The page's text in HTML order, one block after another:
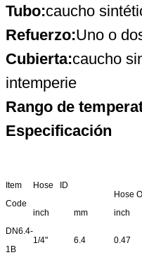
Tubo:caucho
Refuerzo:Uno o
Cubierta:caucho
intemperie
Rango de
Especificación
Item
Code
Hose ID
Hose
inch
mm
inch
DN6.4-
1B
1/4" 6.4 0.47